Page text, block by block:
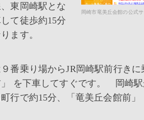
岡崎市竜美丘会館の公式
東岡崎駅とな
て徒歩約15分
ます。
番乗り場からJR岡崎駅前行きに
」 を下車してすぐです。 岡崎
行で約15分、「竜美丘会館前」